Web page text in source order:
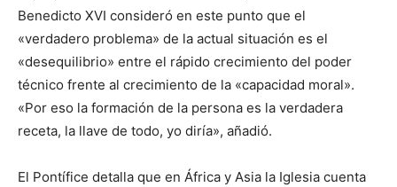
Benedicto XVI consideró en este punto que el
«verdadero problema» de la actual situación es el
«desequilibrio» entre el rápido crecimiento del poder
técnico frente al crecimiento de la «capacidad moral».
«Por eso la formación de la persona es la verdadera
receta, la llave de todo, yo diría», añadió.
El Pontífice detalla que en África y Asia la Iglesia cuenta